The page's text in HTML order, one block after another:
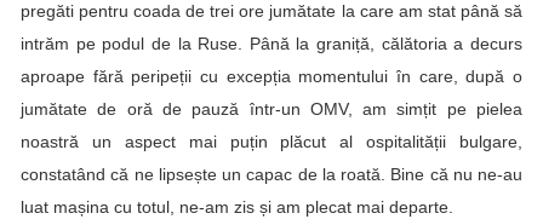
pregăti pentru coada de trei ore jumătate la care am stat până să
intrăm pe podul de la Ruse. Până la graniță, călătoria a decurs
aproape fără peripeții cu excepția momentului în care, după o
jumătate de oră de pauză într-un OMV, am simțit pe pielea
noastră un aspect mai puțin plăcut al ospitalității bulgare,
constatând că ne lipsește un capac de la roată. Bine că nu ne-au
luat mașina cu totul, ne-am zis și am plecat mai departe.